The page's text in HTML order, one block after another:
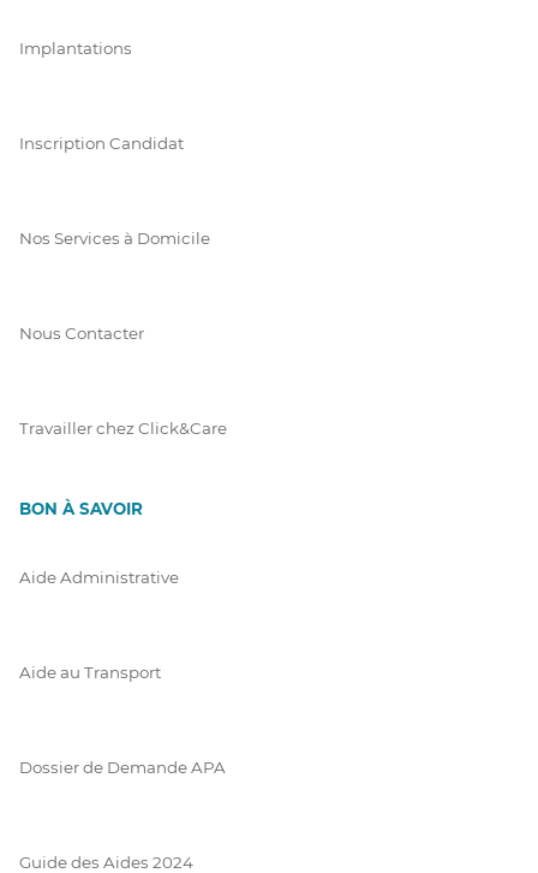
Implantations
Inscription Candidat
Nos Services à Domicile
Nous Contacter
Travailler chez Click&Care
BON À SAVOIR
Aide Administrative
Aide au Transport
Dossier de Demande APA
Guide des Aides 2024